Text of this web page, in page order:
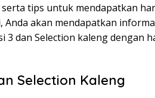
tips untuk mendapatkan
Anda akan mendapatkan
dan Selection kaleng dengan
Selection Kaleng